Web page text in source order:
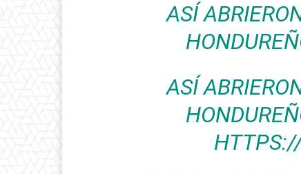
ASÍ
ASÍ